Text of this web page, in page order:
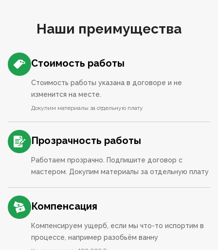
Наши преимущества
Стоимость работы
Стоимость работы указана в договоре и не
изменится на месте.
Докупим материалы за отдельную плату
Прозрачность работы
Работаем прозрачно. Подпишите договор с
мастером. Докупим материалы за отдельную плату
Компенсация
Компенсируем ущерб, если мы что-то испортим в
процессе, например разобьём ванну